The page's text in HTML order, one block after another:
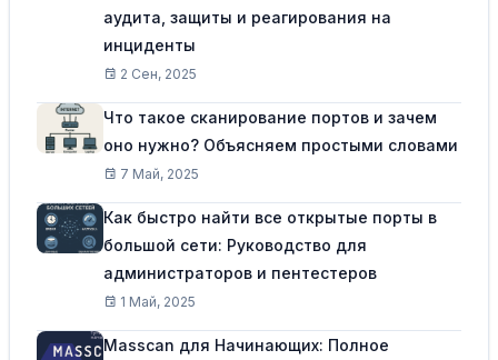
аудита, защиты и реагирования на
инциденты
2 Сен, 2025
Что такое сканирование портов и зачем
оно нужно? Объясняем простыми словами
7 Май, 2025
Как быстро найти все открытые порты в
большой сети: Руководство для
администраторов и пентестеров
1 Май, 2025
Masscan для Начинающих: Полное